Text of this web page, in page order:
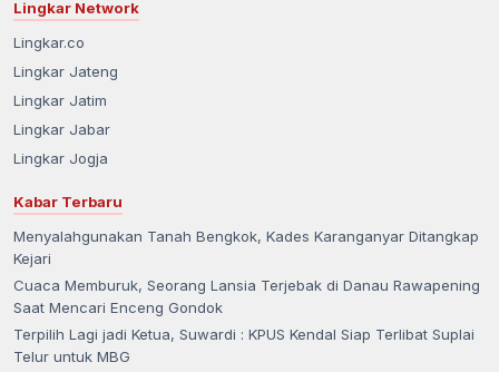
Lingkar Network
Lingkar.co
Lingkar Jateng
Lingkar Jatim
Lingkar Jabar
Lingkar Jogja
Kabar Terbaru
Menyalahgunakan Tanah Bengkok, Kades Karanganyar Ditangkap
Kejari
Cuaca Memburuk, Seorang Lansia Terjebak di Danau Rawapening
Saat Mencari Enceng Gondok
Terpilih Lagi jadi Ketua, Suwardi : KPUS Kendal Siap Terlibat Suplai
Telur untuk MBG